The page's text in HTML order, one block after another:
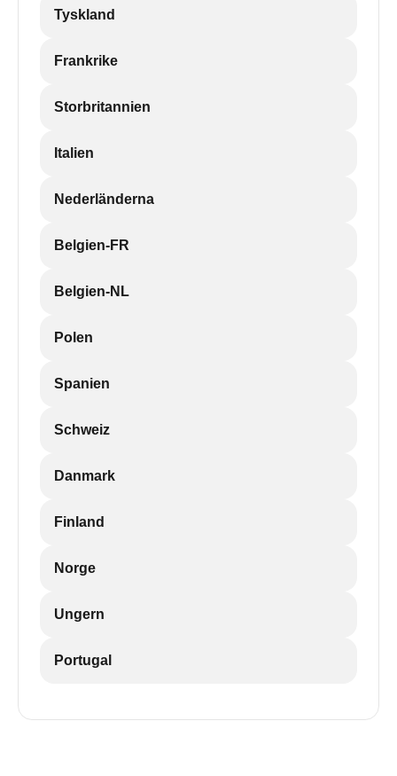
Tyskland
Frankrike
Storbritannien
Italien
Nederländerna
Belgien-FR
Belgien-NL
Polen
Spanien
Schweiz
Danmark
Finland
Norge
Ungern
Portugal